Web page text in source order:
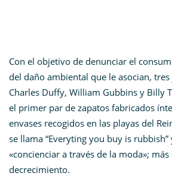
Con el objetivo de denunciar el
del daño ambiental que le asocian,
Charles Duffy, William Gubbins y Billy
el primer par de zapatos fabricados
envases recogidos en las playas del
se llama “Everyting you buy is
«concienciar a través de la moda»;
decrecimiento.